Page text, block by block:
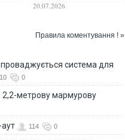
лікарні. ФОТО. ВІДЕО
20.07.2026
Правила коментування ! »
система для
10 0
2,2-метрову мармурову
114 0